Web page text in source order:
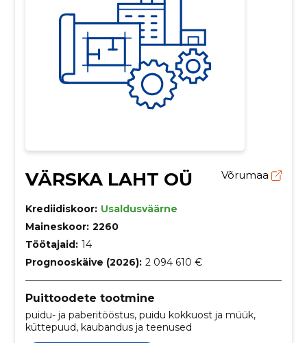
VÄRSKA LAHT OÜ Võrumaa
Krediidiskoor: Usaldusväärne
Maineskoor: 2260
Töötajaid: 14
Prognooskäive (2026): 2 094 610 €
Puittoodete tootmine
puidu- ja paberitööstus, puidu kokkuost ja müük,
küttepuud, kaubandus ja teenused